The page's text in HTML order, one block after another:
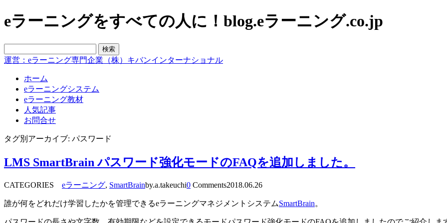
eラーニングをすべての人に！blog.eラーニング.co.jp
運営：eラーニング専門企業（株）キバンインターナショナル
ホーム
eラーニングシステム
eラーニング教材
人気記事
お問合せ
タグ別アーカイブ: パスワード
LMS SmartBrain パスワード強化モードのFAQを追加しました。
CATEGORIES eラーニング, SmartBrainby.a.takeuchi0 Comments2018.06.26
誰が何をどれだけ学習したかを管理できるeラーニングマネジメントシステムSmartBrain。